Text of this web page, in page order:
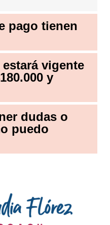
pago tienen
vigente
y
dudas o
puedo